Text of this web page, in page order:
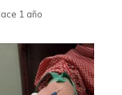
1 año